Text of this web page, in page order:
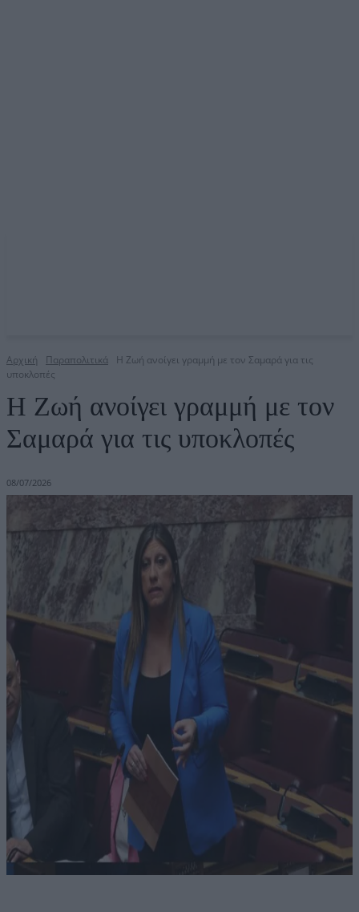
Αρχική Παραπολιτικά
Η Ζωή ανοίγει γραμμή με τον Σαμαρά για τις
υποκλοπές
Η Ζωή ανοίγει γραμμή με τον
Σαμαρά για τις υποκλοπές
08/07/2026